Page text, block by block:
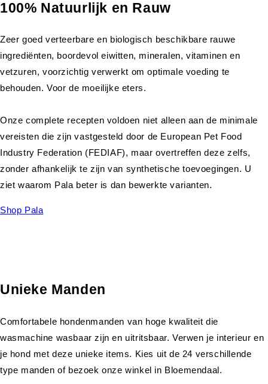
100% Natuurlijk en Rauw
Zeer goed verteerbare en biologisch beschikbare rauwe
ingrediënten, boordevol eiwitten, mineralen, vitaminen en
vetzuren, voorzichtig verwerkt om optimale voeding te
behouden. Voor de moeilijke eters.
Onze complete recepten voldoen niet alleen aan de minimale
vereisten die zijn vastgesteld door de European Pet Food
Industry Federation (FEDIAF), maar overtreffen deze zelfs,
zonder afhankelijk te zijn van synthetische toevoegingen. U
ziet waarom Pala beter is dan bewerkte varianten.
Shop Pala
Unieke Manden
Comfortabele hondenmanden van hoge kwaliteit die
wasmachine wasbaar zijn en uitritsbaar. Verwen je interieur en
je hond met deze unieke items. Kies uit de 24 verschillende
type manden of bezoek onze winkel in Bloemendaal.